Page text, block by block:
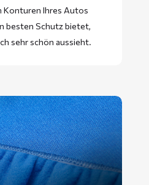
Konturen Ihres Autos
besten Schutz bietet,
sehr schön aussieht.